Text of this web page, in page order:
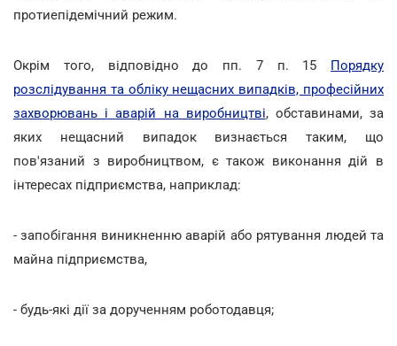
протиепідемічний режим.
Окрім того, відповідно до пп. 7 п. 15 Порядку
розслідування та обліку нещасних випадків, професійних
захворювань і аварій на виробництві, обставинами, за
яких нещасний випадок визнається таким, що
пов'язаний з виробництвом, є також виконання дій в
інтересах підприємства, наприклад:
- запобігання виникненню аварій або рятування людей та
майна підприємства,
- будь-які дії за дорученням роботодавця;